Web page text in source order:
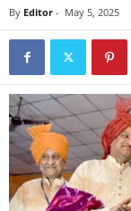
By Editor - May 5, 2025